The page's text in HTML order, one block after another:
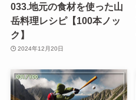
033.地元の食材を使った山
岳料理レシピ【100本ノッ
ク】
2024年12月20日